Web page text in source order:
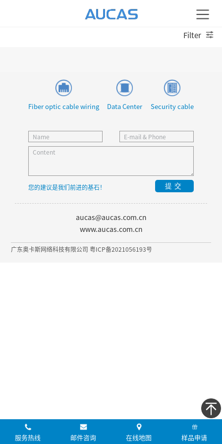
Filter
Fiber optic cable wiring Data Center Security cable
您的建议是我们前进的基石！ 提交
aucas@aucas.com.cn
www.aucas.com.cn
广东奥卡斯网络科技有限公司 粤ICP备2021056193号
服务热线 邮件咨询 在线地图 样品申请